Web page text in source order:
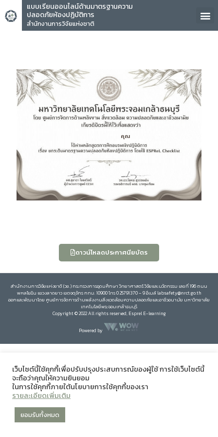
แบบเรียนออนไลน์ด้านมาตรฐานความ
ปลอดภัยห้องปฏิบัติการ
สำนักงานการวิจัยแห่งชาติ
คุณ
ดาวน์โหลดประกาศนียบัตร
สำนักงานการวิจัยแห่งชาติ (วช.) กระทรวงการอุดมศึกษา วิทยาศาสตร์ วิจัยและนวัตกรรม เลขที่ 196 ถนน
พหลโยธิน แขวงลาดยาว เขตจตุจักร กทม. 10900 โทร 0 25791370 – 9 อีเมล์ labsafety@nrct.go.th
ออกและพัฒนาโดย ศูนย์การจัดการด้านพลังงานสิ่งแวดล้อมความปลอดภัยและอาชีวอนามัย มหาวิทยาลัย
เทคโนโลยีพระจอมเกล้าธนบุรี
Copyright © 2022 All rights reserved, Esprel E-learning
Powered by
เว็บไซต์นี้ใช้คุกกี้เพื่อปรับปรุงประสบการณ์ของผู้ใช้ การใช้เว็บไซต์นี้
จะถือว่าคุณให้ความยินยอม
ในการใช้คุกกี้ภายใต้นโยบายการใช้คุกกี้ของเรา
รายละเอียดเพิ่มเติม
ยอมรับทั้งหมด